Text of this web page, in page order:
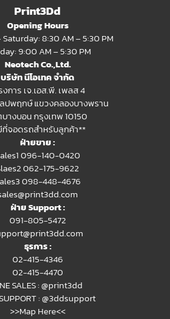
Print3Dd
Opening Hours
8:30 AM – 5:30 PM
9:00 AM – 5:30 PM
Neotech Co.,Ltd.
บริษัท นีโอเทค จำกัด
งการ เจ.เอส.พี. เพลส 4
ปพฤกษ์ แขวงคลองบางพราน
บางบอน กรุงเทพ 10150
ที่จอดรถสำหรับลูกค้า**
ฝ่ายขาย :
096-140-0420
062-175-9622
098-448-4676
ฝ่าย Support :
091-805-5472
ธุรการ :
02-415-4346
02-415-4470
SALES :@print3dd
:@3ddsupport
>>Map Here<<